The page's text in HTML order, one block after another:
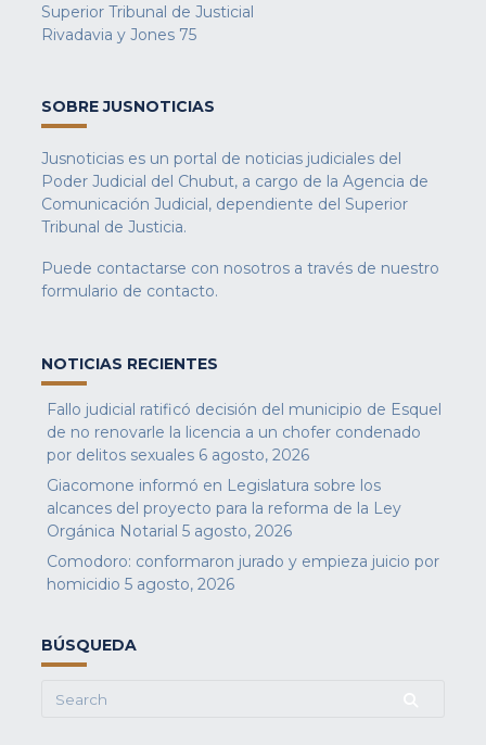
Superior Tribunal de Justicial
Rivadavia y Jones 75
SOBRE JUSNOTICIAS
Jusnoticias es un portal de noticias judiciales del
Poder Judicial del Chubut, a cargo de la Agencia de
Comunicación Judicial, dependiente del Superior
Tribunal de Justicia.
Puede contactarse con nosotros a través de nuestro
formulario de contacto.
NOTICIAS RECIENTES
Fallo judicial ratificó decisión del municipio de Esquel
de no renovarle la licencia a un chofer condenado
por delitos sexuales 6 agosto, 2026
Giacomone informó en Legislatura sobre los
alcances del proyecto para la reforma de la Ley
Orgánica Notarial 5 agosto, 2026
Comodoro: conformaron jurado y empieza juicio por
homicidio 5 agosto, 2026
BÚSQUEDA
Search